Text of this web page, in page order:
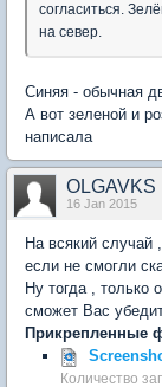
согласиться.
на север.
Синяя - обычная
А вот зеленой и
написала
OLGAVKS
16 Jan 2015
На всякий случай
если не смогли
Ну тогда , только
сможет Вас
Прикрепленные
Количество